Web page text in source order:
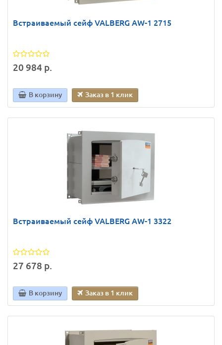
Встраиваемый сейф VALBERG AW-1 2715
20 984 р.
В корзину Заказ в 1 клик
Встраиваемый сейф VALBERG AW-1 3322
27 678 р.
В корзину Заказ в 1 клик